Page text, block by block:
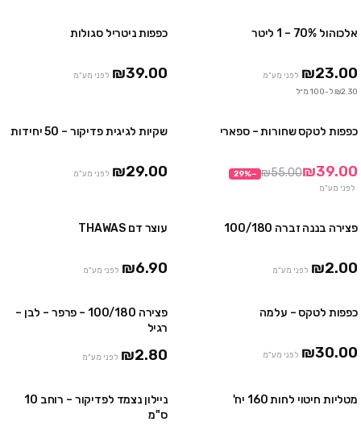
אלכוהול 70% – 1 ליטר
₪23.00 לפני מע"מ
₪2.30 ל-100 מ״ל
כפפות ניטריל סגולות
₪39.00 לפני מע"מ
כפפות לטקס שחורות – ספארי
₪39.00
₪55.00
−
29%
לפני מע"מ
שקיות לגיגית פדיקור – 50 יחידות
₪29.00 לפני מע"מ
פצירה בננה זברה 100/180
₪2.00 לפני מע"מ
עוצר דם THAWAS
₪6.90 לפני מע"מ
כפפות לטקס – עלמה
₪30.00 לפני מע"מ
פצירה 100/180 – פרפר – לבן –
רגיל
₪2.80 לפני מע"מ
מטליות חיטוי לחות 160 יח'
ניילון נצמד לפדיקור – רוחב 10
ס"מ